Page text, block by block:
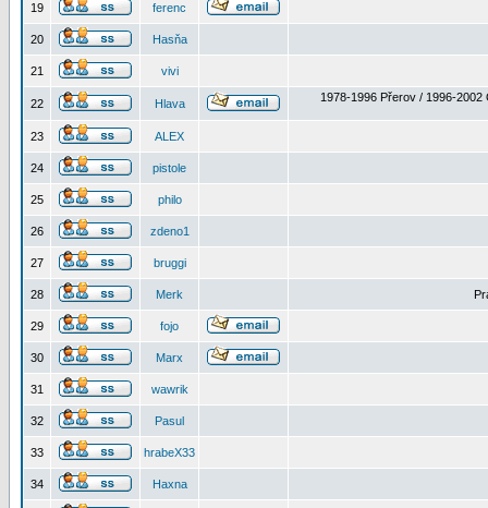
19 ferenc
20 Hasňa
21 vivi
22 Hlava 1978-1996 Přerov / 1996-2002
23 ALEX
24 pistole
25 philo
26 zdeno1
27 bruggi
28 Merk
29 fojo
30 Marx
31 wawrik
32 Pasul
33 hrabeX33
34 Haxna